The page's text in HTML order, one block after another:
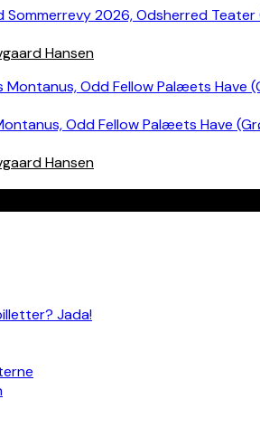
Sommerrevy 2026, Odsherred
Hansen
Odd Fellow Palæets Have
Hansen
Jada!